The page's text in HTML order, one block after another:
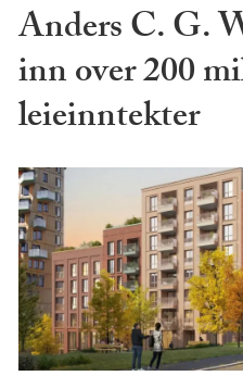
Anders C. G.
inn over 200
leieinntekter